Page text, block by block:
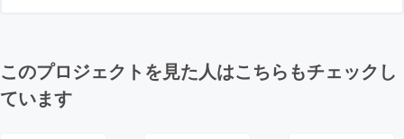
このプロジェクトを見た人はこちらもチェックし
ています